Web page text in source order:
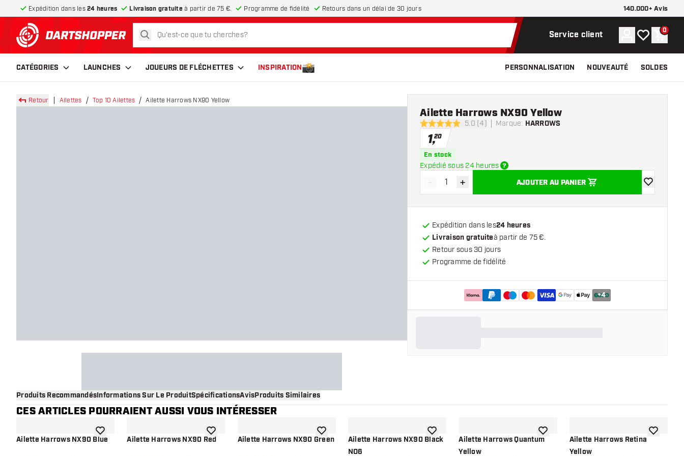
Expédition dans les 24 heures Livraison gratuite à partir de 75 €. Programme de fidélité Retours dans un délai de 30 jours 140.000+ Avis
retour à la page d’accueil
rechercher Service client Compte
Ma liste de
Panier
0
CATÉGORIES LAUNCHES JOUEURS DE FLÉCHETTES INSPIRATION PERSONNALISATION NOUVEAUTÉ SOLDES
Retour Ailettes Top 10 Ailettes Ailette Harrows NX90 Yellow
5 étoiles de notation
5.0 (4) Marque: HARROWS
Ailette Harrows NX90 Yellow
1,20
En stock
Expédié sous 24 heures
Diminuer la quantité
- Augmenter la quantité
+ AJOUTER AU PANIER
ajouter à la
Expédition dans les24 heures
Livraison gratuiteà partir de 75 €.
Retour sous 30 jours
Programme de fidélité
+4
Produits RecommandésInformations Sur Le ProduitSpécificationsAvisProduits Similaires
CES ARTICLES POURRAIENT AUSSI VOUS INTÉRESSER
Ailette Harrows NX90 Blueajouter à la liste de souhaits
Ailette Harrows NX90 Redajouter à la liste de souhaits
Ailette Harrows NX90 Greenajouter à la liste de souhaits
Ailette Harrows NX90 Black
NO6
ajouter à la liste de souhaits
Ailette Harrows Quantum
Yellow
ajouter à la liste de souhaits
Ailette Harrows Retina
Yellow
ajouter à